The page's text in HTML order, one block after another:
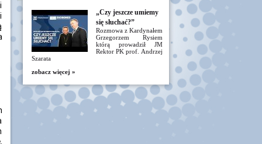
„Czy jeszcze umiemy
się słuchać?”
Rozmowa z Kardynałem
Grzegorzem Rysiem
którą prowadził JM
Rektor PK prof. Andrzej
Szarata
zobacz więcej »